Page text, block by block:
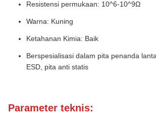
Resistensi permukaan: 10^6-10^9Ω
Warna: Kuning
Ketahanan Kimia: Baik
Berspesialisasi dalam pita penanda
ESD, pita anti statis
Parameter teknis: